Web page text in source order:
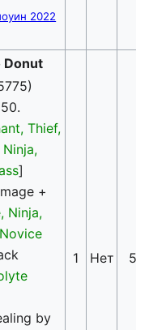
2022
Donut
Thief,
Ninja,
]
+
Ninja,
by
1 Нет 5